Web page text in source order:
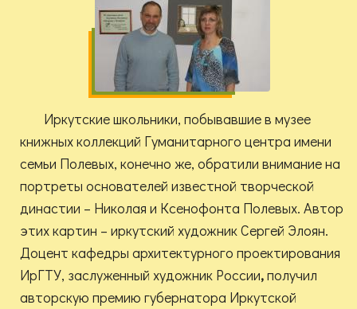
Иркутские школьники, побывавшие в музее
книжных коллекций Гуманитарного центра имени
семьи Полевых, конечно же, обратили внимание на
портреты основателей известной творческой
династии – Николая и Ксенофонта Полевых. Автор
этих картин – иркутский художник Сергей Элоян.
Доцент кафедры архитектурного проектирования
ИрГТУ, заслуженный художник России,получил
авторскую премию губернатора Иркутской